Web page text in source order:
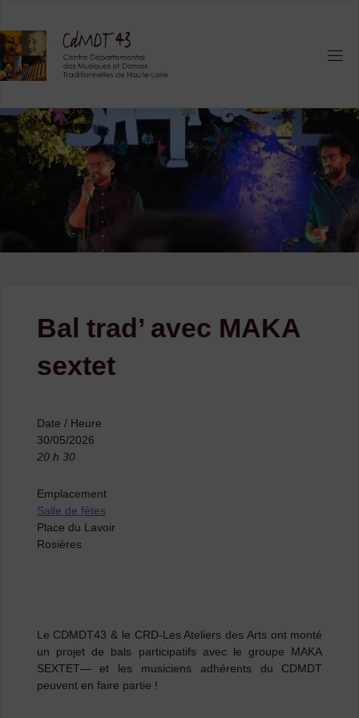
content
Bal trad’ avec MAKA
sextet
Date / Heure
30/05/2026
20 h 30
Emplacement
Salle de fêtes
Place du Lavoir
Rosières
Le CDMDT43 & le CRD-Les Ateliers des Arts ont monté
un projet de bals participatifs avec le groupe MAKA
SEXTET— et les musiciens adhérents du CDMDT
peuvent en faire partie !